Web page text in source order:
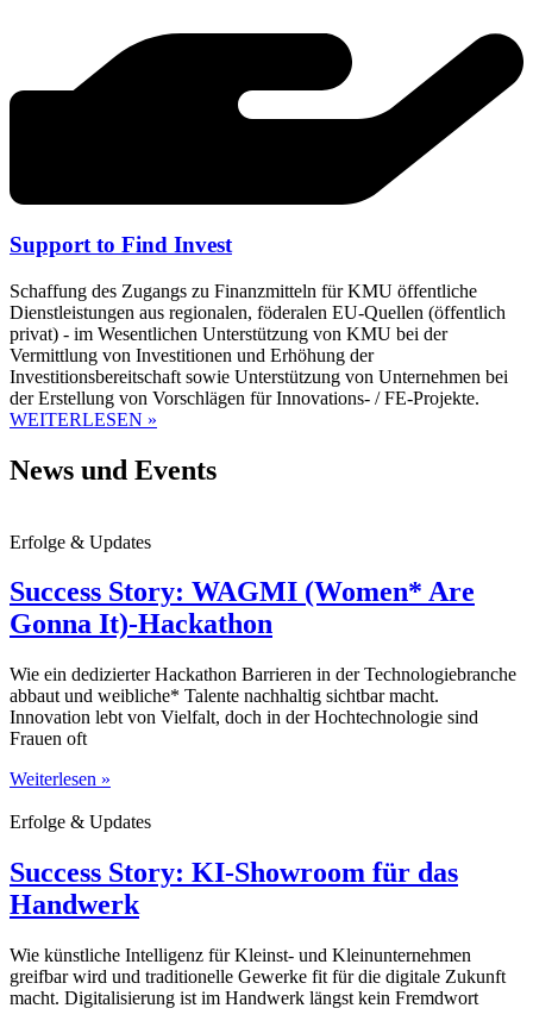
Support to Find Invest
Schaffung des Zugangs zu Finanzmitteln für KMU öffentliche
Dienstleistungen aus regionalen, föderalen EU-Quellen (öffentlich
privat) - im Wesentlichen Unterstützung von KMU bei der
Vermittlung von Investitionen und Erhöhung der
Investitionsbereitschaft sowie Unterstützung von Unternehmen bei
der Erstellung von Vorschlägen für Innovations- / FE-Projekte.
WEITERLESEN »
News und Events
Erfolge & Updates
Success Story: WAGMI (Women* Are
Gonna It)-Hackathon
Wie ein dedizierter Hackathon Barrieren in der Technologiebranche
abbaut und weibliche* Talente nachhaltig sichtbar macht.
Innovation lebt von Vielfalt, doch in der Hochtechnologie sind
Frauen oft
Weiterlesen »
Erfolge & Updates
Success Story: KI-Showroom für das
Handwerk
Wie künstliche Intelligenz für Kleinst- und Kleinunternehmen
greifbar wird und traditionelle Gewerke fit für die digitale Zukunft
macht. Digitalisierung ist im Handwerk längst kein Fremdwort